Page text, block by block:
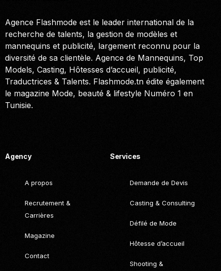
Agence Flashmode est le leader international de la
recherche de talents, la gestion de modèles et
mannequins et publicité, largement reconnu pour la
diversité de sa clientèle. Agence de Mannequins, Top
Models, Casting, Hôtesses d’accueil, publicité,
Traductrices & Talents. Flashmode.tn édite également
le magazine Mode, beauté & lifestyle Numéro 1 en
Tunisie.
Agency
A propos
Recrutement &
Carrières
Magazine
Contact
Services
Demande de Devis
Casting & Consulting
Défilé de Mode
Hôtesse d’accueil
Shooting &